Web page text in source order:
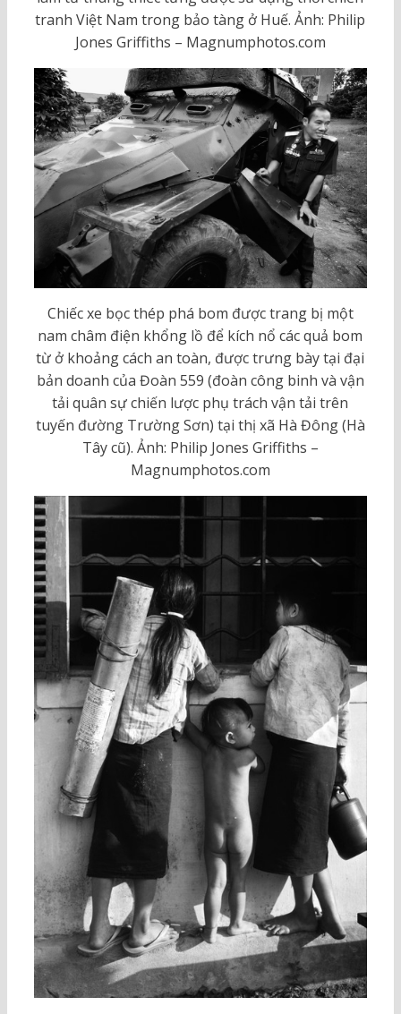
tranh Việt Nam trong bảo tàng ở Huế. Ảnh: Philip
Jones Griffiths – Magnumphotos.com
Chiếc xe bọc thép phá bom được trang bị một
nam châm điện khổng lồ để kích nổ các quả bom
từ ở khoảng cách an toàn, được trưng bày tại đại
bản doanh của Đoàn 559 (đoàn công binh và vận
tải quân sự chiến lược phụ trách vận tải trên
tuyến đường Trường Sơn) tại thị xã Hà Đông (Hà
Tây cũ). Ảnh: Philip Jones Griffiths –
Magnumphotos.com